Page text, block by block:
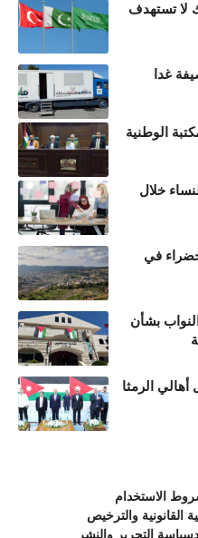
لا تستهدف
غدا
الوطنية
لنساء خلال
في
بشأن
الرمثا
الاستخدام
القانونية والترخيص
سياسة التحرير والنشر